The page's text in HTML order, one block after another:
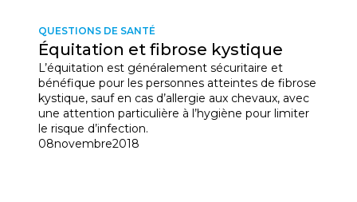
QUESTIONS DE SANTÉ
Équitation et fibrose kystique
L’équitation est généralement sécuritaire et
bénéfique pour les personnes atteintes de fibrose
kystique, sauf en cas d’allergie aux chevaux, avec
une attention particulière à l’hygiène pour limiter
le risque d’infection.
08novembre2018